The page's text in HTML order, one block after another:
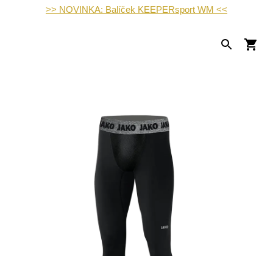
>> NOVINKA: Balíček KEEPERsport WM <<